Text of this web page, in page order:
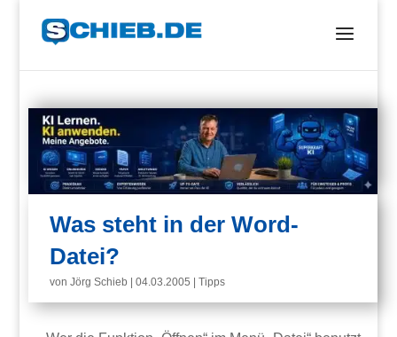
Was steht in der Word-
Datei?
vonJörg Schieb |04.03.2005 |Tipps